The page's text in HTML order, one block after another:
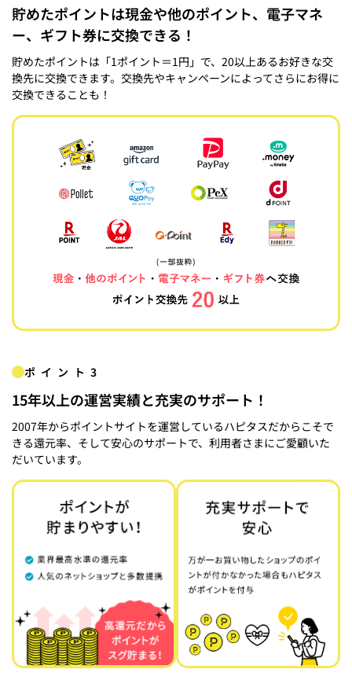
貯めたポイントは現金や他のポイント、電子マネ
ー、ギフト券に交換できる！
貯めたポイントは「1ポイント＝1円」で、20以上あるお好きな交
換先に交換できます。交換先やキャンペーンによってさらにお得に
交換できることも！
ポイント3
15年以上の運営実績と充実のサポート！
2007年からポイントサイトを運営しているハピタスだからこそで
きる還元率、そして安心のサポートで、利用者さまにご愛顧いた
だいています。